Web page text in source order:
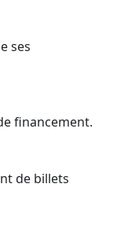
ses
financement.
de billets